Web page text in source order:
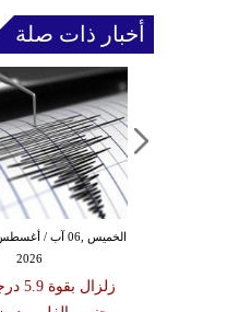
أخبار ذات صلة
2026
زلزال